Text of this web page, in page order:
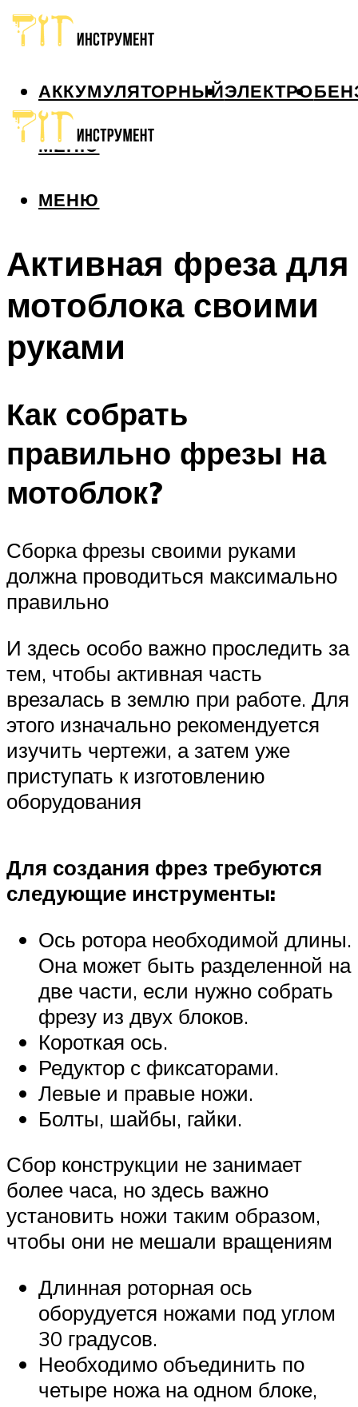
АККУМУЛЯТОРНЫЙЭЛЕКТРО
МЕНЮ
МЕНЮ
Активная фреза для
мотоблока своими
руками
Как собрать
правильно фрезы на
мотоблок?
Сборка фрезы своими руками
должна проводиться максимально
правильно
И здесь особо важно проследить за
тем, чтобы активная часть
врезалась в землю при работе. Для
этого изначально рекомендуется
изучить чертежи, а затем уже
приступать к изготовлению
оборудования
Для создания фрез требуются
следующие инструменты:
Ось ротора необходимой длины.
Она может быть разделенной на
две части, если нужно собрать
фрезу из двух блоков.
Короткая ось.
Редуктор с фиксаторами.
Левые и правые ножи.
Болты, шайбы, гайки.
Сбор конструкции не занимает
более часа, но здесь важно
установить ножи таким образом,
чтобы они не мешали вращениям
Длинная роторная ось
оборудуется ножами под углом
30 градусов.
Необходимо объединить по
четыре ножа на одном блоке,